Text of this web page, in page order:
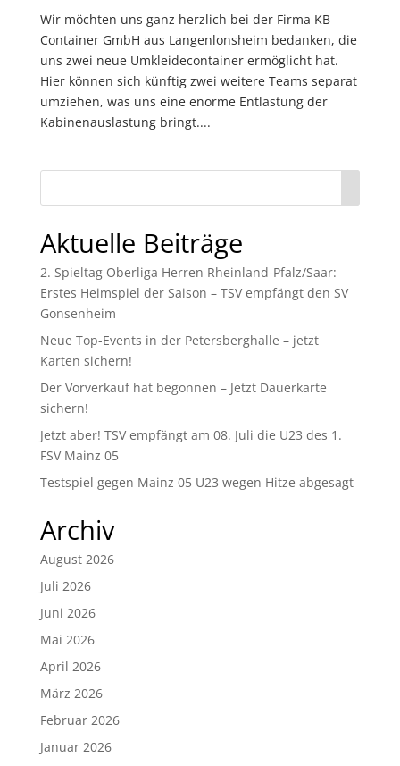
Wir möchten uns ganz herzlich bei der Firma KB
Container GmbH aus Langenlonsheim bedanken, die
uns zwei neue Umkleidecontainer ermöglicht hat.
Hier können sich künftig zwei weitere Teams separat
umziehen, was uns eine enorme Entlastung der
Kabinenauslastung bringt....
Aktuelle Beiträge
2. Spieltag Oberliga Herren Rheinland-Pfalz/Saar:
Erstes Heimspiel der Saison – TSV empfängt den SV
Gonsenheim
Neue Top-Events in der Petersberghalle – jetzt
Karten sichern!
Der Vorverkauf hat begonnen – Jetzt Dauerkarte
sichern!
Jetzt aber! TSV empfängt am 08. Juli die U23 des 1.
FSV Mainz 05
Testspiel gegen Mainz 05 U23 wegen Hitze abgesagt
Archiv
August 2026
Juli 2026
Juni 2026
Mai 2026
April 2026
März 2026
Februar 2026
Januar 2026